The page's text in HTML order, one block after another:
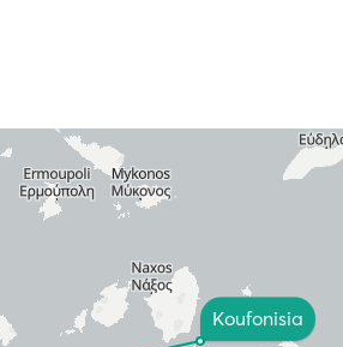
Koufonisia